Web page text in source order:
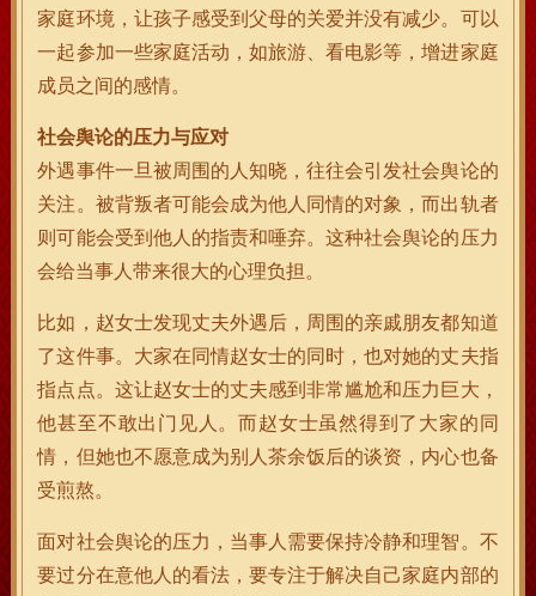
家庭环境，让孩子感受到父母的关爱并没有减少。可以
一起参加一些家庭活动，如旅游、看电影等，增进家庭
成员之间的感情。
社会舆论的压力与应对
外遇事件一旦被周围的人知晓，往往会引发社会舆论的
关注。被背叛者可能会成为他人同情的对象，而出轨者
则可能会受到他人的指责和唾弃。这种社会舆论的压力
会给当事人带来很大的心理负担。
比如，赵女士发现丈夫外遇后，周围的亲戚朋友都知道
了这件事。大家在同情赵女士的同时，也对她的丈夫指
指点点。这让赵女士的丈夫感到非常尴尬和压力巨大，
他甚至不敢出门见人。而赵女士虽然得到了大家的同
情，但她也不愿意成为别人茶余饭后的谈资，内心也备
受煎熬。
面对社会舆论的压力，当事人需要保持冷静和理智。不
要过分在意他人的看法，要专注于解决自己家庭内部的